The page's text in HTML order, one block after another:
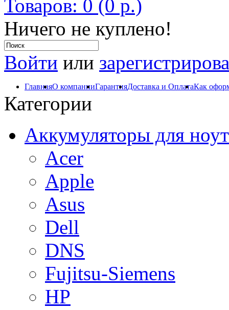
Товаров: 0 (0 р.)
Ничего не куплено!
Войти или
ГлавнаяО компанииГарантияДоставка и ОплатаКак
Категории
Аккумуляторы для
Acer
Apple
Asus
Dell
DNS
Fujitsu-Siemens
HP